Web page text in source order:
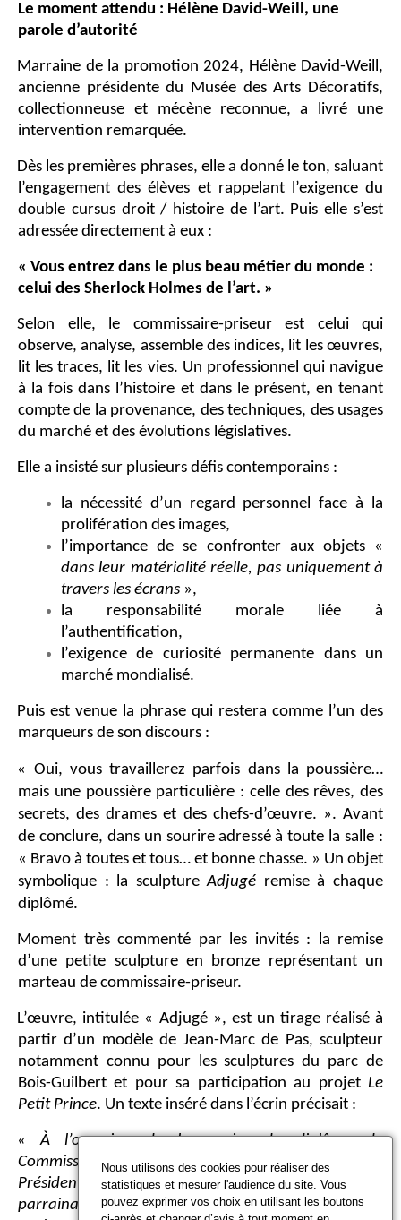
Le moment attendu : Hélène David-Weill, une
parole d’autorité
Marraine de la promotion 2024, Hélène David-Weill,
ancienne présidente du Musée des Arts Décoratifs,
collectionneuse et mécène reconnue, a livré une
intervention remarquée.
Dès les premières phrases, elle a donné le ton, saluant
l’engagement des élèves et rappelant l’exigence du
double cursus droit / histoire de l’art. Puis elle s’est
adressée directement à eux :
« Vous entrez dans le plus beau métier du monde :
celui des Sherlock Holmes de l’art. »
Selon elle, le commissaire-priseur est celui qui
observe, analyse, assemble des indices, lit les œuvres,
lit les traces, lit les vies. Un professionnel qui navigue
à la fois dans l’histoire et dans le présent, en tenant
compte de la provenance, des techniques, des usages
du marché et des évolutions législatives.
Elle a insisté sur plusieurs défis contemporains :
la nécessité d’un regard personnel face à la
prolifération des images,
l’importance de se confronter aux objets «
dans leur matérialité réelle, pas uniquement à
travers les écrans »,
la responsabilité morale liée à
l’authentification,
l’exigence de curiosité permanente dans un
marché mondialisé.
Puis est venue la phrase qui restera comme l’un des
marqueurs de son discours :
« Oui, vous travaillerez parfois dans la poussière…
mais une poussière particulière : celle des rêves, des
secrets, des drames et des chefs-d’œuvre. ». Avant
de conclure, dans un sourire adressé à toute la salle :
« Bravo à toutes et tous… et bonne chasse. » Un objet
symbolique : la sculptureAdjugé remise à chaque
diplômé.
Moment très commenté par les invités : la remise
d’une petite sculpture en bronze représentant un
marteau de commissaire-priseur.
L’œuvre, intitulée « Adjugé », est un tirage réalisé à
partir d’un modèle de Jean-Marc de Pas, sculpteur
notamment connu pour les sculptures du parc de
Bois-Guilbert et pour sa participation au projet Le
Petit Prince. Un texte inséré dans l’écrin précisait :
« À l’occasion de la remise du diplôme de
Commissaire-priseur par Édouard de Lamaze,
Président du Conseil des Maisons de Vente, avec le
parrainage de Madame Hélène David-Weill,
Nous utilisons des cookies pour réaliser des
statistiques et mesurer l'audience du site. Vous
pouvez exprimer vos choix en utilisant les boutons